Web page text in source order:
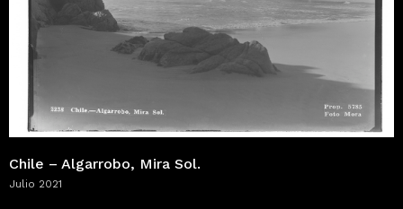
Chile – Algarrobo, Mira Sol.
Julio 2021